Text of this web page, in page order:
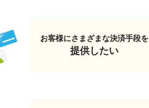
お客様にさまざまな決済手段を
提供したい